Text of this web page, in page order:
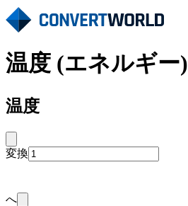
温度 (エネルギー)
温度
変換
へ